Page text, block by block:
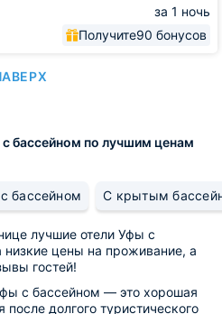
за 1 ночь
Получите90 бонусов
бассейном по лучшим ценам
бассейном С крытым
лучшие отели Уфы с
низкие цены на проживание, а
гостей!
с бассейном — это хорошая
долгого туристического